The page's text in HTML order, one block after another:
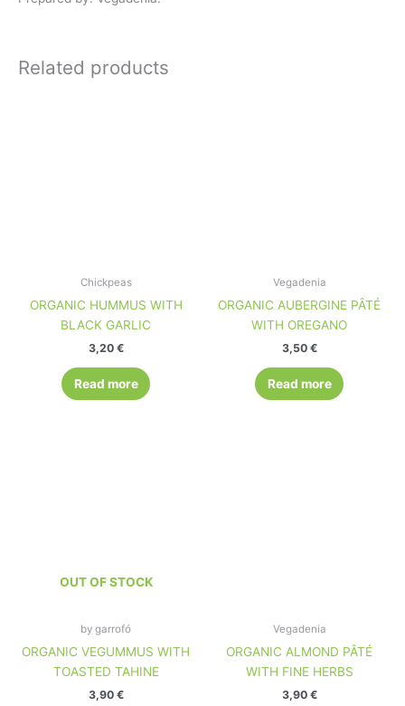
Related products
Chickpeas
ORGANIC HUMMUS WITH
BLACK GARLIC
3,20 €
Read more
Vegadenia
ORGANIC AUBERGINE PÂTÉ
WITH OREGANO
3,50 €
Read more
OUT OF STOCK
by garrofó
ORGANIC VEGUMMUS WITH
TOASTED TAHINE
3,90 €
Vegadenia
ORGANIC ALMOND PÂTÉ
WITH FINE HERBS
3,90 €